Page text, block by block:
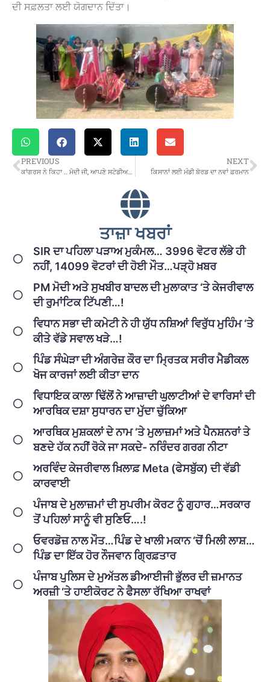
ਦੀ ਸਫ਼ਲਤਾ ਲਈ ਯੋਗਦਾਨ ਦਿੱਤਾ।
PREVIOUS
ਕਾਂਗਰਸ ਨੇ ਕਿਹਾ .. ਮੋਦੀ ਜੀ, ਆਪਣੇ ਸਟੇਡੀਅਮ ਦਾ ਨਾਮ ਵੀ ਬਦਲੋ
NEXT
ਕਿਸਾਨਾਂ ਲਈ ਮੰਡੀ ਬੋਰਡ ਦਾ ਨਵਾਂ ਫ਼ਰਮਾਨ
ਤਾਜ਼ਾ ਖਬਰਾਂ
SIR ਦਾ ਪਹਿਲਾ ਪੜਾਅ ਮੁਕੰਮਲ… 3996 ਵੋਟਰ ਲੱਭੇ ਹੀ
ਨਹੀਂ, 14099 ਵੋਟਰਾਂ ਦੀ ਹੋਈ ਮੌਤ…ਪੜ੍ਹੋ ਖ਼ਬਰ
PM ਮੋਦੀ ਅਤੇ ਸੁਖਬੀਰ ਬਾਦਲ ਦੀ ਮੁਲਾਕਾਤ ‘ਤੇ ਕੇਜਰੀਵਾਲ
ਦੀ ਰੁਮਾਂਟਿਕ ਟਿੱਪਣੀ…!
ਵਿਧਾਨ ਸਭਾ ਦੀ ਕਮੇਟੀ ਨੇ ਹੀ ਯੁੱਧ ਨਸ਼ਿਆਂ ਵਿਰੁੱਧ ਮੁਹਿੰਮ ‘ਤੇ
ਕੀਤੇ ਵੱਡੇ ਸਵਾਲ ਖੜੇ…!
ਪਿੰਡ ਸੰਘੇੜਾ ਦੀ ਅੰਗਰੇਜ਼ ਕੌਰ ਦਾ ਮ੍ਰਿਤਕ ਸਰੀਰ ਮੈਡੀਕਲ
ਖੋਜ ਕਾਰਜਾਂ ਲਈ ਕੀਤਾ ਦਾਨ
ਵਿਧਾਇਕ ਕਾਲਾ ਢਿੱਲੋਂ ਨੇ ਆਜ਼ਾਦੀ ਘੁਲਾਟੀਆਂ ਦੇ ਵਾਰਿਸਾਂ ਦੀ
ਆਰਥਿਕ ਦਸ਼ਾ ਸੁਧਾਰਨ ਦਾ ਮੁੱਦਾ ਚੁੱਕਿਆ
ਆਰਥਿਕ ਮੁਸ਼ਕਲਾਂ ਦੇ ਨਾਮ ‘ਤੇ ਮੁਲਾਜ਼ਮਾਂ ਅਤੇ ਪੈਨਸ਼ਨਰਾਂ ਤੇ
ਬਣਦੇ ਹੱਕ ਨਹੀਂ ਰੋਕੇ ਜਾ ਸਕਦੇ- ਨਰਿੰਦਰ ਗਰਗ ਨੀਟਾ
ਅਰਵਿੰਦ ਕੇਜਰੀਵਾਲ ਖ਼ਿਲਾਫ਼ Meta (ਫੇਸਬੁੱਕ) ਦੀ ਵੱਡੀ
ਕਾਰਵਾਈ
ਪੰਜਾਬ ਦੇ ਮੁਲਾਜ਼ਮਾਂ ਦੀ ਸੁਪਰੀਮ ਕੋਰਟ ਨੂੰ ਗੁਹਾਰ…ਸਰਕਾਰ
ਤੋਂ ਪਹਿਲਾਂ ਸਾਨੂੰ ਵੀ ਸੁਣਿਓ….!
ਓਵਰਡੋਜ਼ ਨਾਲ ਮੌਤ…ਪਿੰਡ ਦੇ ਖਾਲੀ ਮਕਾਨ ‘ਚੋਂ ਮਿਲੀ ਲਾਸ਼…
ਪਿੰਡ ਦਾ ਇੱਕ ਹੋਰ ਨੌਜਵਾਨ ਗ੍ਰਿਫ਼ਤਾਰ
ਪੰਜਾਬ ਪੁਲਿਸ ਦੇ ਮੁਅੱਤਲ ਡੀਆਈਜੀ ਭੁੱਲਰ ਦੀ ਜ਼ਮਾਨਤ
ਅਰਜ਼ੀ ‘ਤੇ ਹਾਈਕੋਰਟ ਨੇ ਫੈਸਲਾ ਰੱਖਿਆ ਰਾਖਵਾਂ